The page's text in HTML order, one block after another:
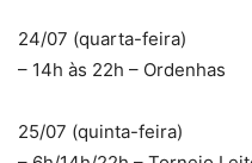
24/07 (quarta-feira)
– 14h às 22h – Ordenhas
25/07 (quinta-feira)